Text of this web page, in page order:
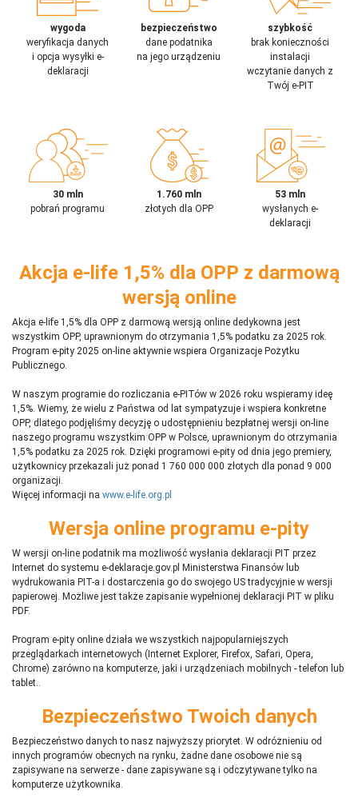
wygoda
weryfikacja danych
i opcja wysyłki e-
deklaracji
bezpieczeństwo
dane podatnika
na jego urządzeniu
szybkość
brak konieczności
instalacji
wczytanie danych z
Twój e-PIT
30 mln
pobrań programu
1.760 mln
złotych dla OPP
53 mln
wysłanych e-
deklaracji
Akcja e-life 1,5% dla OPP z darmową
wersją online
Akcja e-life 1,5% dla OPP z darmową wersją online dedykowna jest
wszystkim OPP, uprawnionym do otrzymania 1,5% podatku za 2025 rok.
Program e-pity 2025 on-line aktywnie wspiera Organizacje Pożytku
Publicznego.
W naszym programie do rozliczania e-PITów w 2026 roku wspieramy ideę
1,5%. Wiemy, że wielu z Państwa od lat sympatyzuje i wspiera konkretne
OPP, dlatego podjęliśmy decyzję o udostępnieniu bezpłatnej wersji on-line
naszego programu wszystkim OPP w Polsce, uprawnionym do otrzymania
1,5% podatku za 2025 rok. Dzięki programowi e-pity od dnia jego premiery,
użytkownicy przekazali już ponad 1 760 000 000 złotych dla ponad 9 000
organizacji.
Więcej informacji na www.e-life.org.pl
Wersja online programu e-pity
W wersji on-line podatnik ma możliwość wysłania deklaracji PIT przez
Internet do systemu e-deklaracje.gov.pl Ministerstwa Finansów lub
wydrukowania PIT-a i dostarczenia go do swojego US tradycyjnie w wersji
papierowej. Możliwe jest także zapisanie wypełnionej deklaracji PIT w pliku
PDF.
Program e-pity online działa we wszystkich najpopularniejszych
przeglądarkach internetowych (Internet Explorer, Firefox, Safari, Opera,
Chrome) zarówno na komputerze, jaki i urządzeniach mobilnych - telefon lub
tablet..
Bezpieczeństwo Twoich danych
Bezpieczeństwo danych to nasz najwyższy priorytet. W odróżnieniu od
innych programów obecnych na rynku, żadne dane osobowe nie są
zapisywane na serwerze - dane zapisywane są i odczytywane tylko na
komputerze użytkownika.